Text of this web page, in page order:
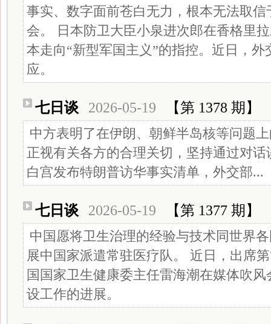
事实、数字面前苍白无力，根本无法取
会。 日本防卫大臣小泉进次郎在香格里
本走向“新型军国主义”的指控。近日，
应。
七日谈 2026-05-19 【第 1378 期】
中方表明了在伊朗、朝鲜半岛核等问题
正视有关各方的合理关切，坚持通过对
白宫发布特朗普访华事实清单，外交部...
七日谈 2026-05-19 【第 1377 期】
中国愿将卫生治理的经验与技术同世界
展中国家派遣常驻医疗队。 近日，出席
国国家卫生健康委主任雷海潮在媒体吹
设工作的进展。